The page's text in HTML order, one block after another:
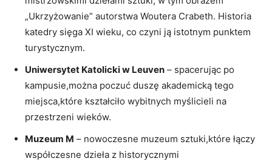
„Ukrzyżowanie” autorstwa ⁣Woutera Crabeth. Historia
katedry ‌sięga XI wieku, co czyni⁢ ją istotnym punktem
turystycznym.
Uniwersytet Katolicki w Leuven – spacerując po
kampusie,można poczuć‍ duszę akademicką tego
miejsca,które kształciło wybitnych myślicieli na
przestrzeni wieków.
Muzeum M – ​nowoczesne muzeum⁣ sztuki,które łączy
współczesne​ dzieła z historycznymi